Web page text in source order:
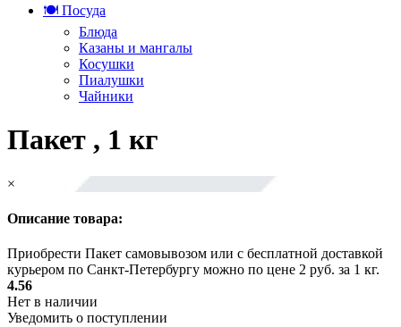
🍽️ Посуда
Блюда
Казаны и мангалы
Косушки
Пиалушки
Чайники
Пакет , 1 кг
×
Описание товара:
Приобрести Пакет самовывозом или с бесплатной доставкой
курьером по Санкт-Петербургу можно по цене 2 руб. за 1 кг.
4.56
Нет в наличии
Уведомить о поступлении